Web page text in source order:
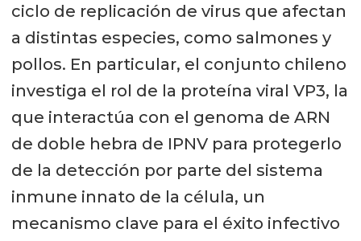
Dr. Christopher Cooper
(simulador), Departamento de
Ingeniería Mecánica Universidad
Técnica Federico Santa María.
Investigador asociado, Centro
Científico Tecnológico de
Valparaíso (CCTVal).
Dr. Cristian Wilson, Facultad de
ciclo de replicación de virus que afectan
a distintas especies, como salmones y
pollos. En particular, el conjunto chileno
investiga el rol de la proteína viral VP3, la
que interactúa con el genoma de ARN
de doble hebra de IPNV para protegerlo
de la detección por parte del sistema
inmune innato de la célula, un
mecanismo clave para el éxito infectivo